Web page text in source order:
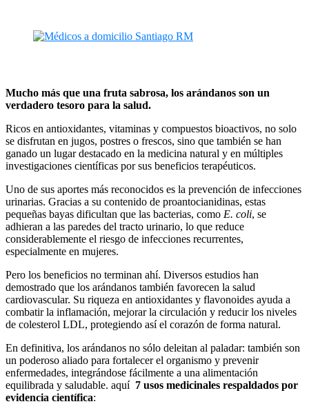
Mucho más que una fruta sabrosa, los arándanos son un
verdadero tesoro para la salud.
Ricos en antioxidantes, vitaminas y compuestos bioactivos, no solo
se disfrutan en jugos, postres o frescos, sino que también se han
ganado un lugar destacado en la medicina natural y en múltiples
investigaciones científicas por sus beneficios terapéuticos.
Uno de sus aportes más reconocidos es la prevención de infecciones
urinarias. Gracias a su contenido de proantocianidinas, estas
pequeñas bayas dificultan que las bacterias, como E. coli, se
adhieran a las paredes del tracto urinario, lo que reduce
considerablemente el riesgo de infecciones recurrentes,
especialmente en mujeres.
Pero los beneficios no terminan ahí. Diversos estudios han
demostrado que los arándanos también favorecen la salud
cardiovascular. Su riqueza en antioxidantes y flavonoides ayuda a
combatir la inflamación, mejorar la circulación y reducir los niveles
de colesterol LDL, protegiendo así el corazón de forma natural.
En definitiva, los arándanos no sólo deleitan al paladar: también son
un poderoso aliado para fortalecer el organismo y prevenir
enfermedades, integrándose fácilmente a una alimentación
equilibrada y saludable. aquí 7 usos medicinales respaldados por
evidencia científica: